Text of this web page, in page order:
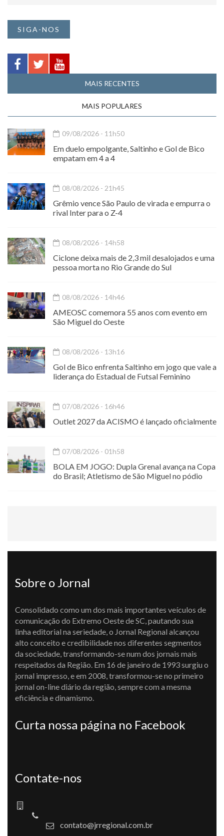
SIGA-NOS
MAIS RECENTES
MAIS POPULARES
09/08/2026 - 11h50
Em duelo empolgante, Saltinho e Gol de Bico
empatam em 4 a 4
08/08/2026 - 21h45
Grêmio vence São Paulo de virada e empurra o
rival Inter para o Z-4
08/08/2026 - 14h58
Ciclone deixa mais de 2,3 mil desalojados e uma
pessoa morta no Rio Grande do Sul
08/08/2026 - 14h46
AMEOSC comemora 55 anos com evento em
São Miguel do Oeste
08/08/2026 - 13h16
Gol de Bico enfrenta Saltinho em jogo que vale a
liderança do Estadual de Futsal Feminino
07/08/2026 - 16h46
Outlet 2027 da ACISMO é lançado oficialmente
07/08/2026 - 01h58
BOLA EM JOGO: Dupla Grenal avança na Copa
do Brasil; Atletismo de São Miguel no pódio
Sobre o Jornal
Consolidado como um dos mais importantes veículos de
comunicação do Extremo Oeste de SC, pautando sua
linha editorial na seriedade, o Jornal Regional alcançou
alto conceito e credibilidade nos diferentes segmentos
da sociedade, transformando-se num dos jornais mais
respeitados da Região. Em 16 de janeiro de 1993 surgiu o
jornal impresso, e em 2008, transformou-se no primeiro
jornal on-line diário da região, sempre com a mesma
eficiência e dinamismo.
Curta nossa página no Facebook
Contate-nos
contato@jrregional.com.br